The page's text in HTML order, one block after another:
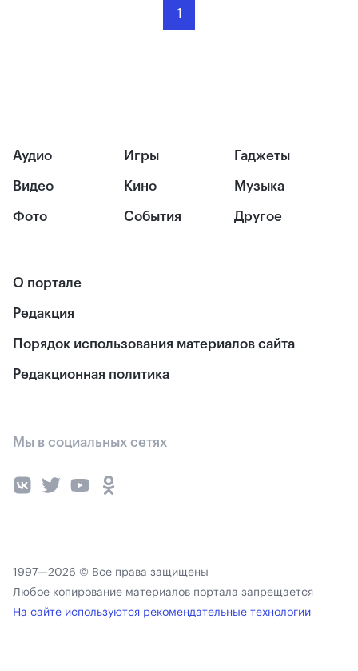
1
Аудио
Видео
Фото
Игры
Кино
События
Гаджеты
Музыка
Другое
О портале
Редакция
Порядок использования материалов сайта
Редакционная политика
Мы в социальных сетях
1997—2026 © Все права защищены
Любое копирование материалов портала запрещается
На сайте используются рекомендательные технологии